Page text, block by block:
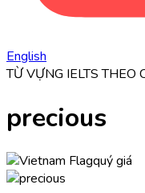
English
TỪ VỰNG IELTS THEO
precious
quý giá